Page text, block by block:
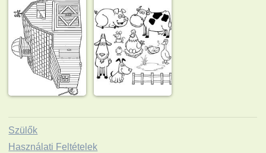
Szülők
Használati Feltételek